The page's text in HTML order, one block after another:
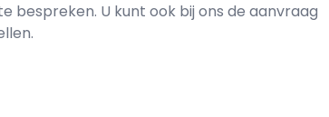
bespreken. U kunt ook bij ons de aanvraag